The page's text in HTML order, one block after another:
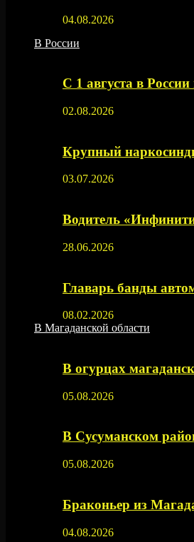
04.08.2026
В России
С 1 августа в
02.08.2026
Крупный
03.07.2026
Водитель
28.06.2026
Главарь банды
08.02.2026
В Магаданской области
В огурцах
05.08.2026
В Сусуманском
05.08.2026
Браконьер из
04.08.2026